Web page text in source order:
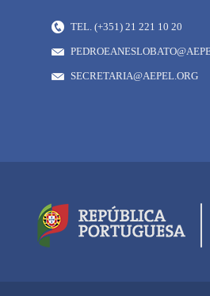
TEL. (+351) 21 221 10 20
SECRETARIA@AEPEL.ORG